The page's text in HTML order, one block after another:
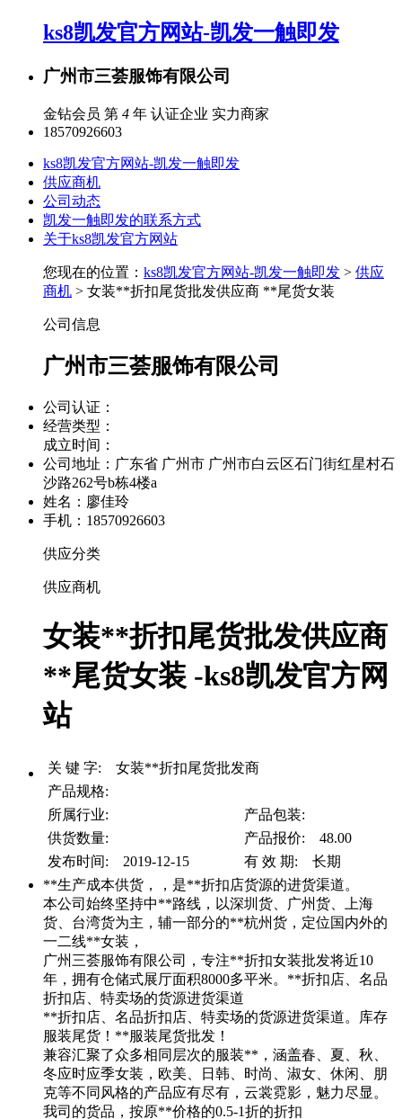
ks8凯发官方网站-凯发一触即发
广州市三荟服饰有限公司
金钻会员 第 4 年 认证企业 实力商家
18570926603
ks8凯发官方网站-凯发一触即发
供应商机
公司动态
凯发一触即发的联系方式
关于ks8凯发官方网站
您现在的位置： ks8凯发官方网站-凯发一触即发 > 供应
商机 > 女装**折扣尾货批发供应商 **尾货女装
公司信息
广州市三荟服饰有限公司
公司认证：
经营类型：
成立时间：
公司地址： 广东省 广州市 广州市白云区石门街红星村石
沙路262号b栋4楼a
姓名：廖佳玲
手机：18570926603
供应分类
供应商机
女装**折扣尾货批发供应商
**尾货女装 -ks8凯发官方网
站
关 键 字: 女装**折扣尾货批发商
产品规格:
所属行业:
产品包装:
供货数量:
产品报价: 48.00
发布时间: 2019-12-15
有 效 期: 长期
**生产成本供货，，是**折扣店货源的进货渠道。
本公司始终坚持中**路线，以深圳货、广州货、上海
货、台湾货为主，辅一部分的**杭州货，定位国内外的
一二线**女装，
广州三荟服饰有限公司，专注**折扣女装批发将近10
年，拥有仓储式展厅面积8000多平米。**折扣店、名品
折扣店、特卖场的货源进货渠道
**折扣店、名品折扣店、特卖场的货源进货渠道。库存
服装尾货！**服装尾货批发！
兼容汇聚了众多相同层次的服装**，涵盖春、夏、秋、
冬应时应季女装，欧美、日韩、时尚、淑女、休闲、朋
克等不同风格的产品应有尽有，云裳霓影，魅力尽显。
我司的货品，按原**价格的0.5-1折的折扣